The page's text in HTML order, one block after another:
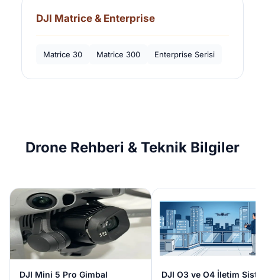
DJI Matrice & Enterprise
Matrice 30 Matrice 300 Enterprise Serisi
Drone Rehberi & Teknik Bilgiler
DJI Mini 5 Pro Gimbal
DJI O3 ve O4 İletim